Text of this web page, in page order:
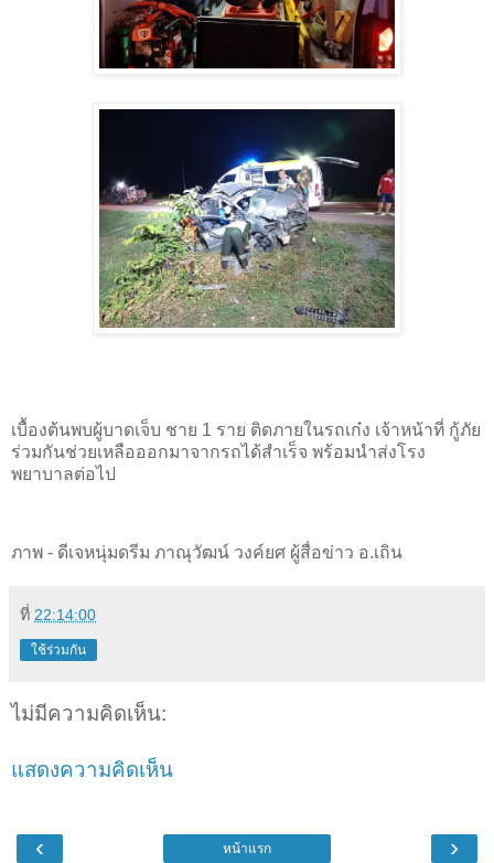
เบื้องต้นพบผู้บาดเจ็บ ชาย 1 ราย ติดภายในรถเก๋ง เจ้าหน้าที่ กู้ภัย
ร่วมกันช่วยเหลือออกมาจากรถได้สำเร็จ พร้อมนำส่งโรง
พยาบาลต่อไป
ภาพ - ดีเจหนุ่มดรีม ภาณุวัฒน์ วงค์ยศ ผู้สื่อข่าว อ.เถิน
ที่ 22:14:00
ใช้ร่วมกัน
ไม่มีความคิดเห็น:
แสดงความคิดเห็น
‹ ›
หน้าแรก